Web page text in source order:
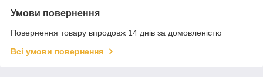
Умови повернення
Повернення товару впродовж 14 днів за домовленістю
Всі умови повернення